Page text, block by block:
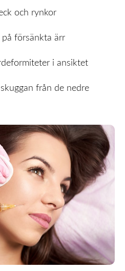
och rynkor
försänkta ärr
i ansiktet
från de nedre